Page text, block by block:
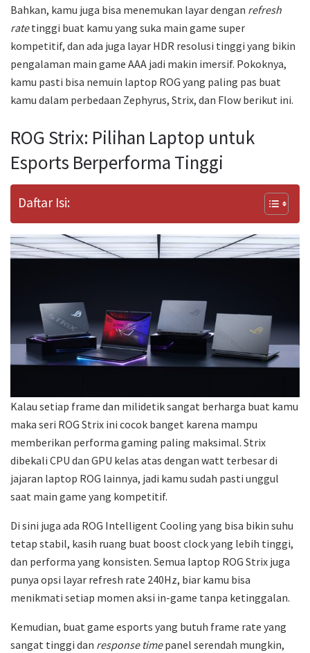
Bahkan, kamu juga bisa menemukan layar dengan refresh
ratetinggi buat kamu yang suka main game super
kompetitif, dan ada juga layar HDR resolusi tinggi yang bikin
pengalaman main game AAA jadi makin imersif. Pokoknya,
kamu pasti bisa nemuin laptop ROG yang paling pas buat
kamu dalam perbedaan Zephyrus, Strix, dan Flow berikut ini.
ROG Strix: Pilihan Laptop untuk
Esports Berperforma Tinggi
Daftar Isi:
Kalau setiap frame dan milidetik sangat berharga buat kamu
maka seri ROG Strix ini cocok banget karena mampu
memberikan performa gaming paling maksimal. Strix
dibekali CPU dan GPU kelas atas dengan watt terbesar di
jajaran laptop ROG lainnya, jadi kamu sudah pasti unggul
saat main game yang kompetitif.
Di sini juga ada ROG Intelligent Cooling yang bisa bikin suhu
tetap stabil, kasih ruang buat boost clock yang lebih tinggi,
dan performa yang konsisten. Semua laptop ROG Strix juga
punya opsi layar refresh rate 240Hz, biar kamu bisa
menikmati setiap momen aksi in-game tanpa ketinggalan.
Kemudian, buat game esports yang butuh frame rate yang
sangat tinggi dan response timepanel serendah mungkin,